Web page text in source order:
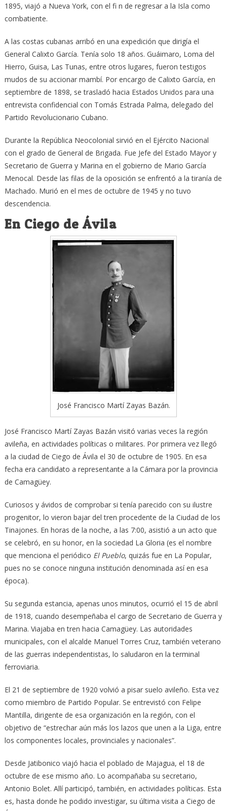
1895, viajó a Nueva York, con el fi n de regresar a la Isla como
combatiente.
A las costas cubanas arribó en una expedición que dirigía el
General Calixto García. Tenía solo 18 años. Guáimaro, Loma del
Hierro, Guisa, Las Tunas, entre otros lugares, fueron testigos
mudos de su accionar mambí. Por encargo de Calixto García, en
septiembre de 1898, se trasladó hacia Estados Unidos para una
entrevista confidencial con Tomás Estrada Palma, delegado del
Partido Revolucionario Cubano.
Durante la República Neocolonial sirvió en el Ejército Nacional
con el grado de General de Brigada. Fue Jefe del Estado Mayor y
Secretario de Guerra y Marina en el gobierno de Mario García
Menocal. Desde las filas de la oposición se enfrentó a la tiranía de
Machado. Murió en el mes de octubre de 1945 y no tuvo
descendencia.
En Ciego de Ávila
José Francisco Martí Zayas Bazán.
José Francisco Martí Zayas Bazán visitó varias veces la región
avileña, en actividades políticas o militares. Por primera vez llegó
a la ciudad de Ciego de Ávila el 30 de octubre de 1905. En esa
fecha era candidato a representante a la Cámara por la provincia
de Camagüey.
Curiosos y ávidos de comprobar si tenía parecido con su ilustre
progenitor, lo vieron bajar del tren procedente de la Ciudad de los
Tinajones. En horas de la noche, a las 7:00, asistió a un acto que
se celebró, en su honor, en la sociedad La Gloria (es el nombre
que menciona el periódico El Pueblo, quizás fue en La Popular,
pues no se conoce ninguna institución denominada así en esa
época).
Su segunda estancia, apenas unos minutos, ocurrió el 15 de abril
de 1918, cuando desempeñaba el cargo de Secretario de Guerra y
Marina. Viajaba en tren hacia Camagüey. Las autoridades
municipales, con el alcalde Manuel Torres Cruz, también veterano
de las guerras independentistas, lo saludaron en la terminal
ferroviaria.
El 21 de septiembre de 1920 volvió a pisar suelo avileño. Esta vez
como miembro de Partido Popular. Se entrevistó con Felipe
Mantilla, dirigente de esa organización en la región, con el
objetivo de “estrechar aún más los lazos que unen a la Liga, entre
los componentes locales, provinciales y nacionales”.
Desde Jatibonico viajó hacia el poblado de Majagua, el 18 de
octubre de ese mismo año. Lo acompañaba su secretario,
Antonio Bolet. Allí participó, también, en actividades políticas. Esta
es, hasta donde he podido investigar, su última visita a Ciego de